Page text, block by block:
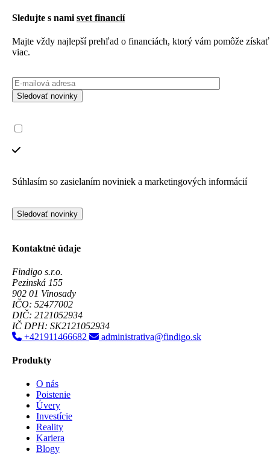
Sledujte s nami svet financií
Majte vždy najlepší prehľad o financiách, ktorý vám pomôže získať
viac.
Sledovať novinky
Súhlasím so zasielaním noviniek a marketingových informácií
Sledovať novinky
Kontaktné údaje
Findigo s.r.o.
Pezinská 155
902 01 Vinosady
IČO: 52477002
DIČ: 2121052934
IČ DPH: SK2121052934
+421911466682
administrativa@findigo.sk
Produkty
O nás
Poistenie
Úvery
Investície
Reality
Kariera
Blogy